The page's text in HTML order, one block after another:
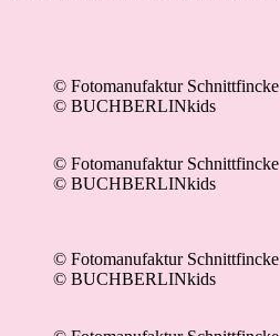
© Fotomanufaktur Schnittfincke
© BUCHBERLINkids
© Fotomanufaktur Schnittfincke
© BUCHBERLINkids
© Fotomanufaktur Schnittfincke
© BUCHBERLINkids